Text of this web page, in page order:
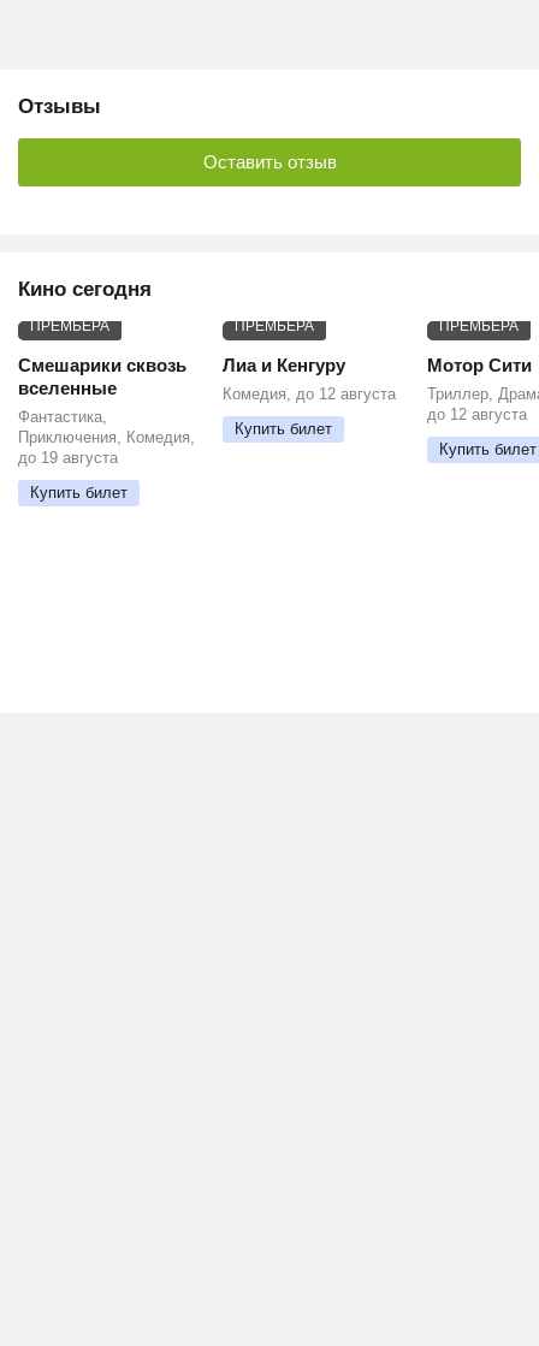
Отзывы
Оставить отзыв
Кино сегодня
ПРЕМЬЕРА
Смешарики сквозь
вселенные
Фантастика,
Приключения, Комедия,
до 19 августа
Купить билет
ПРЕМЬЕРА
Лиа и Кенгуру
Комедия, до 12 августа
Купить билет
ПРЕМЬЕРА
Мотор Сити
Триллер,
до 12 августа
Купить билет